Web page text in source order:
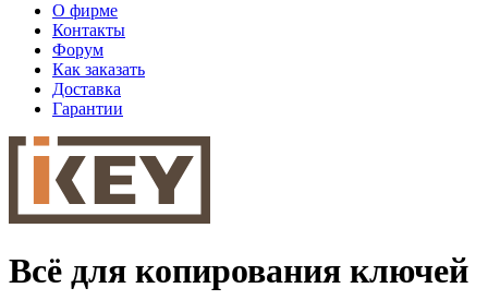
О фирме
Контакты
Форум
Как заказать
Доставка
Гарантии
Всё для копирования ключей